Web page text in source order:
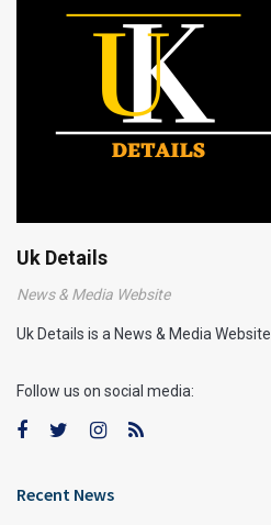
Uk Details
News & Media Website
Uk Details is a News & Media Website .
Follow us on social media:
Recent News